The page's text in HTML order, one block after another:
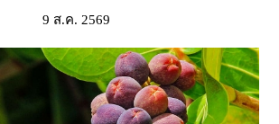
9 ส.ค. 2569